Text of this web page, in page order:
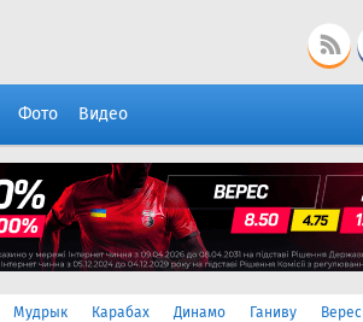
Фото Видео
Мудрык Карабах Динамо Ганиву Верес